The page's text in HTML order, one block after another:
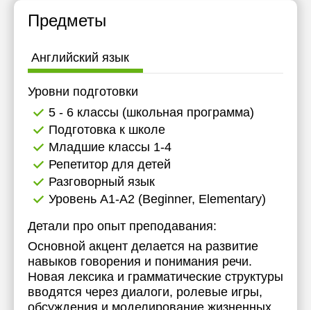
Предметы
Английский язык
Уровни подготовки
5 - 6 классы (школьная программа)
Подготовка к школе
Младшие классы 1-4
Репетитор для детей
Разговорный язык
Уровень А1-А2 (Beginner, Elementary)
Детали про опыт преподавания:
Основной акцент делается на развитие
навыков говорения и понимания речи.
Новая лексика и грамматические структуры
вводятся через диалоги, ролевые игры,
обсуждения и моделирование жизненных
15:30
16:00
16:30
17:30
19:00